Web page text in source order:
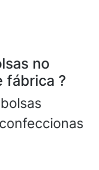
no
fábrica ?